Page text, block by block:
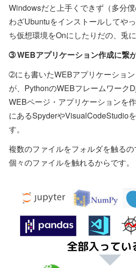
Windowsだと上手くできず（多分
わざUbuntuをインストールしてや
ち仮想環境をOnにしたりだの、兎
➂ WEBアプリケーション作成に繋
➁にも書いたWEBアプリケーショ
が、PythonのWEBフレームワーク
WEBページ・アプリケーションを
にあるSpyderやVisualCodeStudio
す。
複数のファイルをフォルダを触る
個々のファイルを触れるからです。